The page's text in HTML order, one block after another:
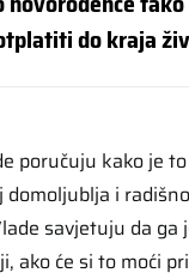
do kraja
poručuju kako je
domoljublja i
savjetuju da
ako će si to moći